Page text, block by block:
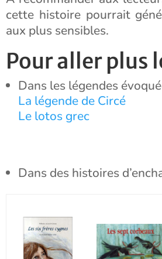
cette histoire pourrait
aux plus sensibles.
Pour aller plus
Dans les légendes
La légende de Circé
Le lotos grec
Dans des histoires